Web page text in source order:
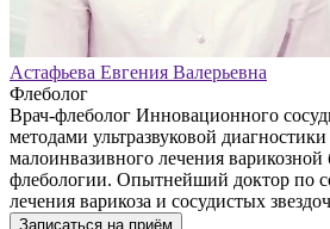
Астафьева Евгения Валерьевна
Флеболог
Врач-флеболог Инновационного
методами ультразвуковой
малоинвазивного лечения варикозной
флебологии. Опытнейший доктор по
лечения варикоза и сосудистых
Записаться на приём